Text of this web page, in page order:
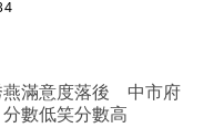
燕滿意度落後 中市府
數低笑分數高